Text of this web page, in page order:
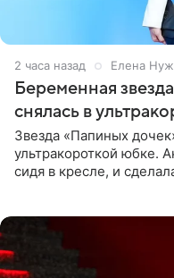
2 часа назад Елена
Беременная
снялась в
Звезда «Папиных
ультракороткой юбке.
сидя в кресле, и